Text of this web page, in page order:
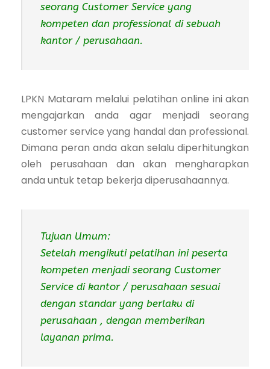
seorang Customer Service yang
kompeten dan professional di sebuah
kantor / perusahaan.
LPKN Mataram melalui pelatihan online ini akan
mengajarkan anda agar menjadi seorang
customer service yang handal dan professional.
Dimana peran anda akan selalu diperhitungkan
oleh perusahaan dan akan mengharapkan
anda untuk tetap bekerja diperusahaannya.
Tujuan Umum:
Setelah mengikuti pelatihan ini peserta
kompeten menjadi seorang Customer
Service di kantor / perusahaan sesuai
dengan standar yang berlaku di
perusahaan , dengan memberikan
layanan prima.